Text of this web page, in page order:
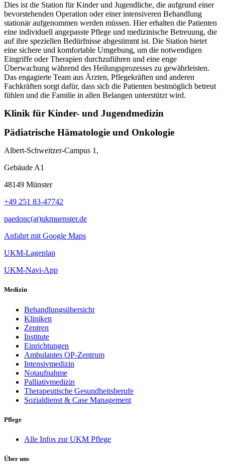
Dies ist die Station für Kinder und Jugendliche, die aufgrund einer
bevorstehenden Operation oder einer intensiveren Behandlung
stationär aufgenommen werden müssen. Hier erhalten die Patienten
eine individuell angepasste Pflege und medizinische Betreuung, die
auf ihre speziellen Bedürfnisse abgestimmt ist. Die Station bietet
eine sichere und komfortable Umgebung, um die notwendigen
Eingriffe oder Therapien durchzuführen und eine enge
Überwachung während des Heilungsprozesses zu gewährleisten.
Das engagierte Team aus Ärzten, Pflegekräften und anderen
Fachkräften sorgt dafür, dass sich die Patienten bestmöglich betreut
fühlen und die Familie in allen Belangen unterstützt wird.
Klinik für Kinder- und Jugendmedizin
Pädiatrische Hämatologie und Onkologie
Albert-Schweitzer-Campus 1,
Gebäude A1
48149 Münster
+49 251 83-47742
paedonc(at)ukmuenster.de
Anfahrt mit Google Maps
UKM-Lageplan
UKM-Navi-App
Medizin
Behandlungsübersicht
Kliniken
Zentren
Institute
Einrichtungen
Ambulantes OP-Zentrum
Intensivmedizin
Notaufnahme
Palliativmedizin
Therapeutische Gesundheitsberufe
Sozialdienst & Case Management
Pflege
Alle Infos zur UKM Pflege
Über uns